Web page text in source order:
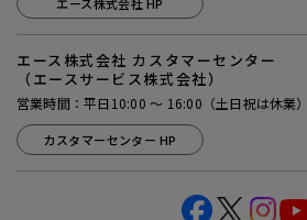
エース株式会社 カスタマーセンター
（エースサービス株式会社）
営業時間：平日10:00 ～ 16:00（土日祝は休業）
カスタマーセンター HP